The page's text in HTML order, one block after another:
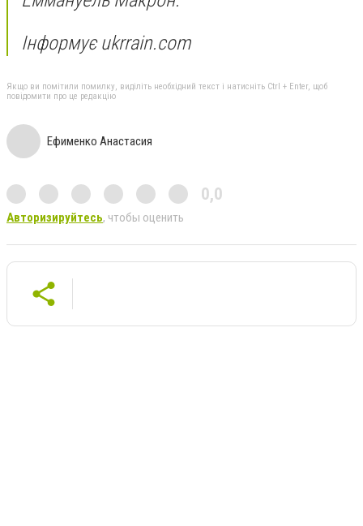
Інформує ukrrain.com
Якщо ви помітили помилку, виділіть необхідний текст і натисніть Ctrl + Enter, щоб
повідомити про це редакцію
Ефименко Анастасия
0,0
Авторизируйтесь, чтобы оценить